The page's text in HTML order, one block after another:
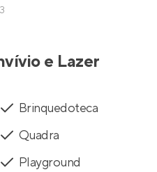
e Lazer
Brinquedoteca
Quadra
Playground